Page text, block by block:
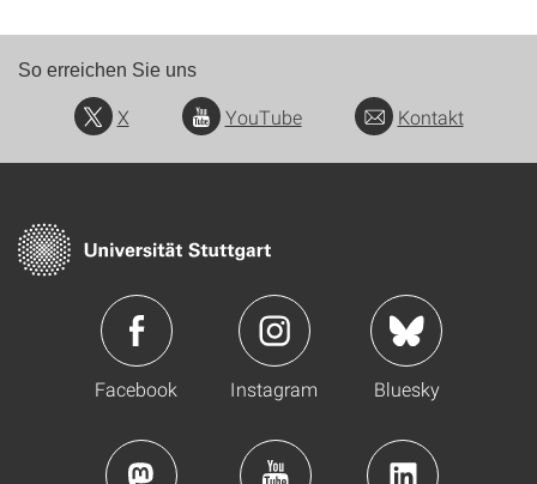
So erreichen Sie uns
X YouTube Kontakt
Facebook Instagram Bluesky